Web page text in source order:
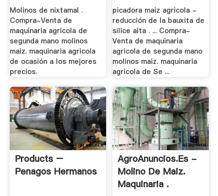
Molinos de nixtamal .
Compra-Venta de
maquinaria agricola de
segunda mano molinos
maiz. maquinaria agricola
de ocasión a los mejores
precios.
picadora maiz agricola -
reducción de la bauxita de
sílice alta . ... Compra-
Venta de maquinaria
agricola de segunda mano
molinos maiz. maquinaria
agricola de Se ...
Products –
Penagos Hermanos
AgroAnuncios.es -
Molino De Maiz.
Maquinaria .